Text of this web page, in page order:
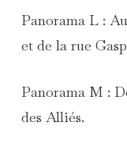
Panorama L :
et de la rue
Panorama M :
des Alliés.